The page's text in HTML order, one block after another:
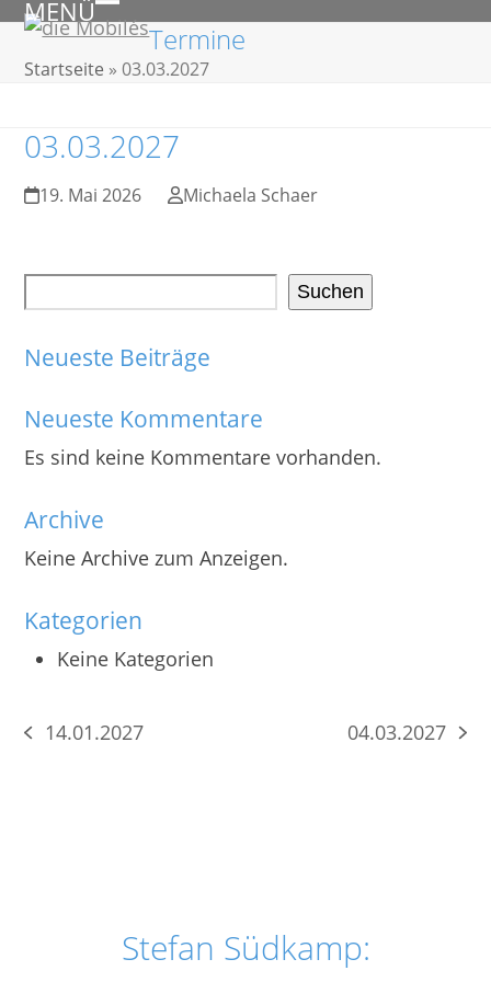
Skip
content
MENÜ
Open
mobile
Close
mobile
Termine
Startseite »03.03.2027
03.03.2027
19. Mai 2026 Michaela Schaer
Suchen
Neueste Beiträge
Neueste Kommentare
Es sind keine Kommentare vorhanden.
Archive
Keine Archive zum Anzeigen.
Kategorien
Keine Kategorien
vorheriger
14.01.2027
Nächster
04.03.2027
Stefan Südkamp: